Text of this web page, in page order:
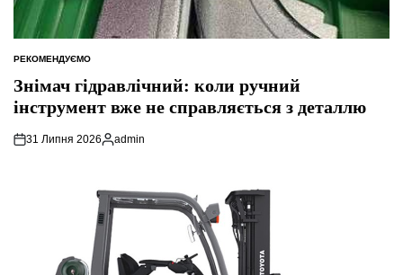
ОПУБЛІКУВАТИ
РЕКОМЕНДУЄМО
Знімач гідравлічний: коли ручний
інструмент вже не справляється з деталлю
31 Липня 2026
Опубліковано
admin